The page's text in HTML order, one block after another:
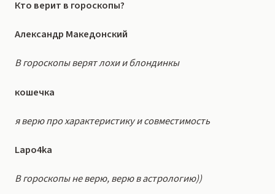
Кто верит в гороскопы?
Александр Македонский
В гороскопы верят лохи и блондинкы
кошечка
я верю про характеристику и совместимость
Lapo4ka
В гороскопы не верю, верю в астрологию))